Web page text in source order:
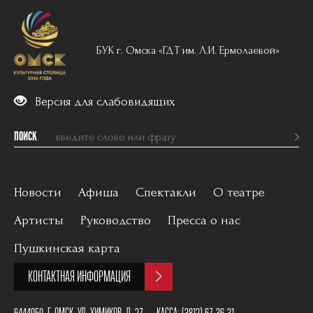
БУК г. Омска «ГДТ им. Л.И. Ермолаевой»
Версия для слабовидящих
ПОИСК
Новости Афиша Спектакли
Вечерний репертуар
О театре
История
Артисты Руководство
Пресса о нас
Пушкинская карта
КОНТАКТНАЯ ИНФОРМАЦИЯ